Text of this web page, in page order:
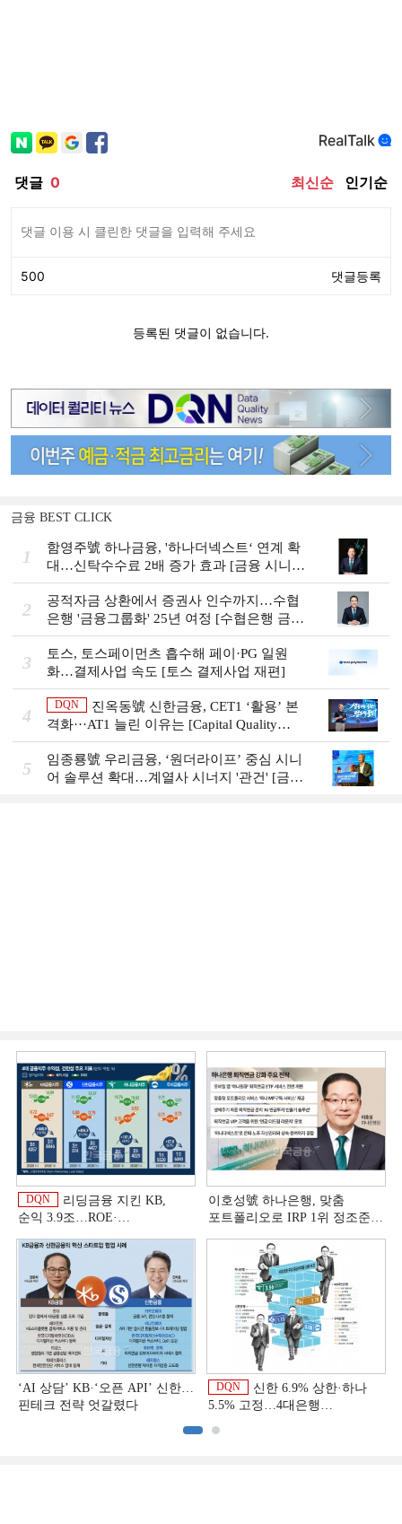
금융 BEST CLICK
1
함영주號 하나금융, '하나더넥스트‘ 연계 확
대…신탁수수료 2배 증가 효과 [금융 시니어
비즈니스 돋보기]
2
공적자금 상환에서 증권사 인수까지…수협
은행 '금융그룹화' 25년 여정 [수협은행 금융
그룹의 꿈①]
3
토스, 토스페이먼츠 흡수해 페이·PG 일원
화…결제사업 속도 [토스 결제사업 재편]
4
DQN
진옥동號 신한금융, CET1 ‘활용’ 본
격화···AT1 늘린 이유는 [Capital Quality
Review]
5
임종룡號 우리금융, ‘원더라이프’ 중심 시니
어 솔루션 확대…계열사 시너지 '관건' [금융
DQN
리딩금융 지킨 KB,
순익 3.9조…ROE·
상반기 금융 리그테이블]
이호성號 하나은행, 맞춤
포트폴리오로 IRP 1위 정조준
‘AI 상담’ KB·‘오픈 API’ 신한…
핀테크 전략 엇갈렸다
DQN
신한 6.9% 상한·하나
5.5% 고정…4대은행